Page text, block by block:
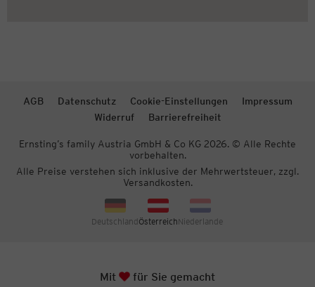
AGB Datenschutz Cookie-Einstellungen
Impressum
Widerruf
Barrierefreiheit
Ernsting’s family Austria GmbH & Co KG 2026. © Alle Rechte
vorbehalten.
Alle Preise verstehen sich inklusive der Mehrwertsteuer, zzgl.
Versandkosten.
DeutschlandÖsterreichNiederlande
Mit Herzfür Sie gemacht